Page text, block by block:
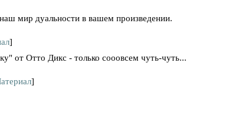
мир дуальности в вашем произведении.
]
от Отто Дикс - только сооовсем чуть-чуть...
]